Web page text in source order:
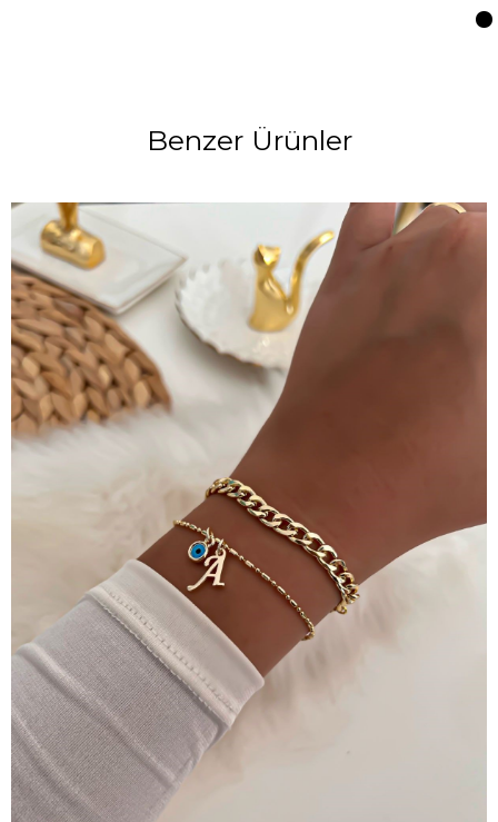
Benzer Ürünler